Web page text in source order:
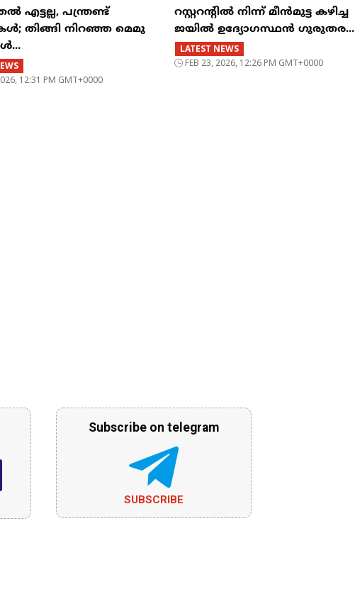
എട്ടല്ല, പന്ത്രണ്ട്
തിങ്ങി നിറഞ്ഞ മെമു
12:31 PM GMT+0000
റസ്റ്ററന്റില്‍ നിന്ന് മീന്‍മുട്ട കഴിച്ച
ജയില്‍ ഉദ്യോഗസ്ഥന്‍ ഗുരുതര...
LATEST NEWS
FEB 23, 2026, 12:26 PM GMT+0000
Subscribe on telegram
SUBSCRIBE